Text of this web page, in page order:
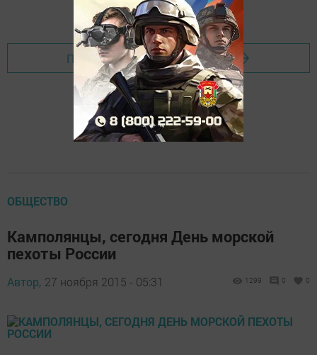
Перейти на страницу новости
ОБЩЕСТВО
Камполянцы, сегодня День морской
пехоты России
Автор, 27 ноября 2015 - 05:31 1299 0 0